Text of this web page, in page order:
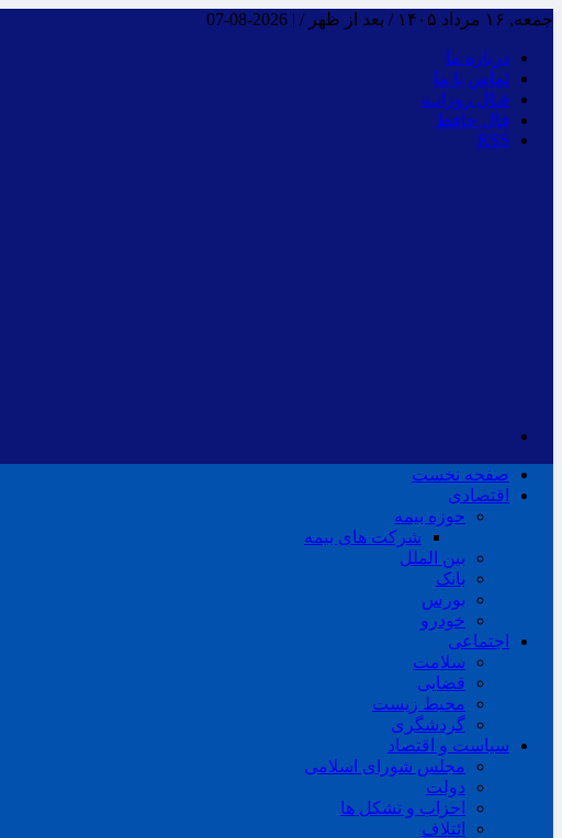
جمعه, ۱۶ مرداد ۱۴۰۵ / بعد از ظهر / |
2026-08-07
درباره ما
تماس با ما
فـال روزانـه
فال حافظ
RSS
صفحه نخست
اقتصادی
حوزه بیمه
شرکت های بیمه
بین الملل
بانک
بورس
خودرو
اجتماعی
سلامت
قضایی
محیط زیست
گردشگری
سیاست و اقتصاد
مجلس شورای اسلامی
دولت
احزاب و تشکل ها
ائتلاف